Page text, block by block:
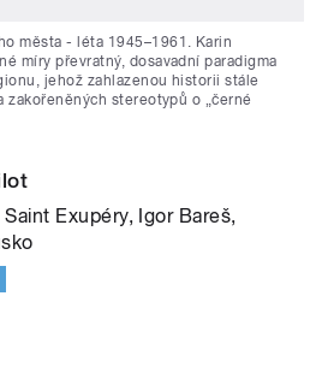
města - léta 1945–1961. Karin
míry převratný, dosavadní paradigma
jehož zahlazenou historii stále
zakořeněných stereotypů o „černé
Exupéry, Igor Bareš,